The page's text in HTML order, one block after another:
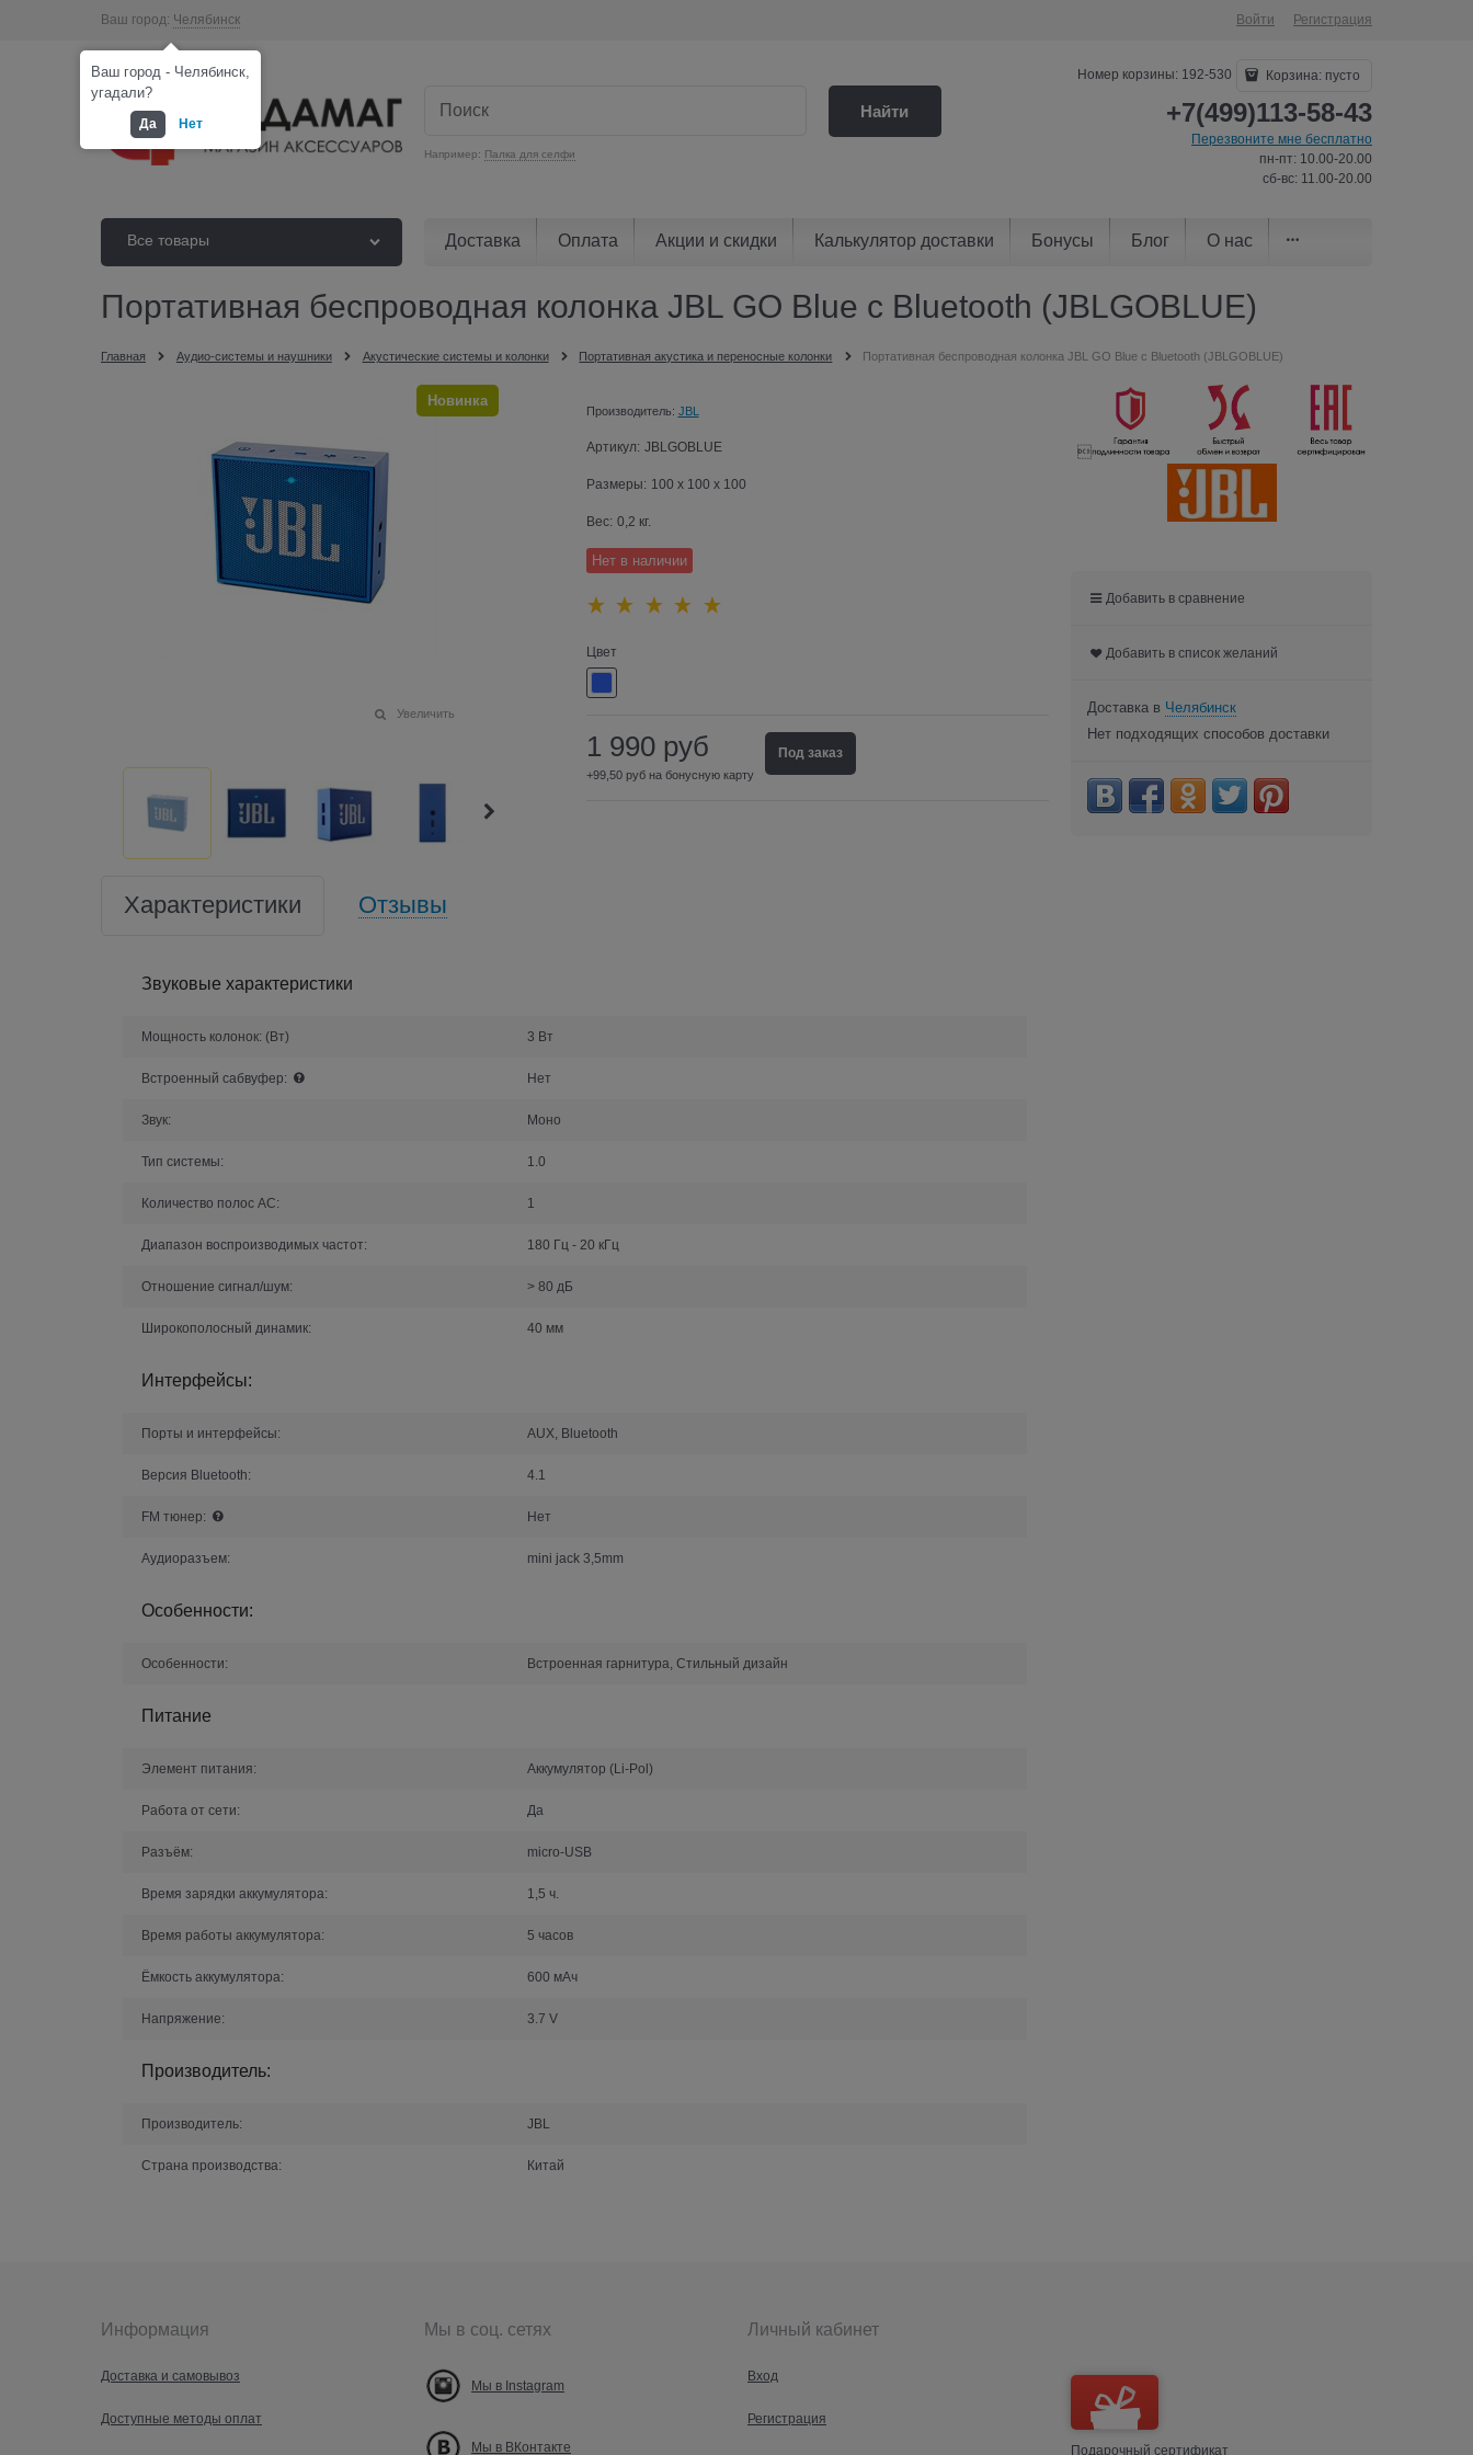
Ваш город: Челябинск Войти Регистрация
Например: Палка для селфи
Найти
Номер корзины: 192-530 Корзина: пусто
+7(499)113-58-43
Перезвоните мне бесплатно
пн-пт: 10.00-20.00
сб-вс: 11.00-20.00
Все товары Доставка Оплата Акции и скидки Калькулятор доставки Бонусы Блог О нас
Портативная беспроводная колонка JBL GO Blue с Bluetooth (JBLGOBLUE)
Главная Аудио-системы и наушники Акустические системы и колонки Портативная акустика и переносные колонки Портативная беспроводная колонка JBL GO Blue с Bluetooth (JBLGOBLUE)
Новинка
Увеличить
Производитель: JBL
Артикул: JBLGOBLUE
Размеры: 100 x 100 x 100
Вес: 0,2 кг.
Нет в наличии
Цвет
1 990 руб
+99,50 руб на бонусную карту
Под заказ
Характеристики Отзывы
Звуковые характеристики
Мощность колонок: (Вт) 3 Вт
Встроенный сабвуфер: Нет
Звук: Моно
Тип системы: 1.0
Количество полос AC: 1
Диапазон воспроизводимых частот: 180 Гц - 20 кГц
Отношение сигнал/шум: > 80 дБ
Широкополосный динамик: 40 мм
Интерфейсы:
Порты и интерфейсы: AUX, Bluetooth
Версия Bluetooth: 4.1
FM тюнер: Нет
Аудиоразъем: mini jack 3,5mm
Особенности:
Особенности: Встроенная гарнитура, Стильный дизайн
Питание
Элемент питания: Аккумулятор (Li-Pol)
Работа от сети: Да
Разъём: micro-USB
Время зарядки аккумулятора: 1,5 ч.
Время работы аккумулятора: 5 часов
Ёмкость аккумулятора: 600 мАч
Напряжение: 3.7 V
Производитель:
Производитель: JBL
Страна производства: Китай

Добавить в сравнение
Добавить в список желаний
Доставка в Челябинск
Нет подходящих способов доставки
Информация
Доставка и самовывоз
Доступные методы оплат
Мы в соц. сетях
Мы в Instagram
Мы в ВКонтакте
Личный кабинет
Вход
Регистрация
Подарочный сертификат
Ваш город - Челябинск,
угадали?
Да Нет